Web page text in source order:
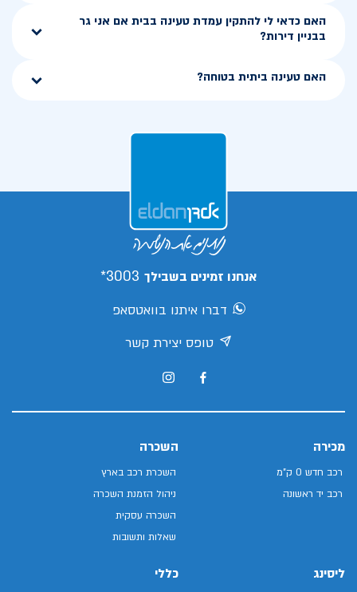
האם כדאי לי להתקין עמדת טעינה בבית אם אני גר
בבניין דירות?
האם טעינה ביתית בטוחה?
אנחנו זמינים בשבילך 3003*
דברו איתנו בוואטסאפ
טופס יצירת קשר
מכירה
רכב חדש 0 ק"מ
רכב יד ראשונה
השכרה
השכרת רכב בארץ
ניהול הזמנת השכרה
השכרה עסקית
שאלות ותשובות
ליסינג כללי